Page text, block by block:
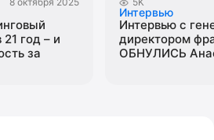
год – и
за
Интервью
Интервью с
директором
ОБНУЛИСЬ